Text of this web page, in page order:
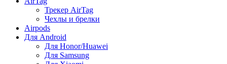
Трекер AirTag
Чехлы и брелки
Airpods
Для Android
Для Honor/Huawei
Для Samsung